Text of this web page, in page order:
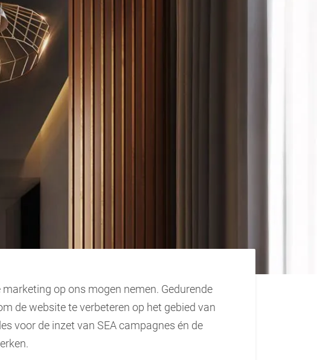
op ons mogen nemen. Gedurende
de website te verbeteren op het gebied van
voor de inzet van SEA campagnes én de